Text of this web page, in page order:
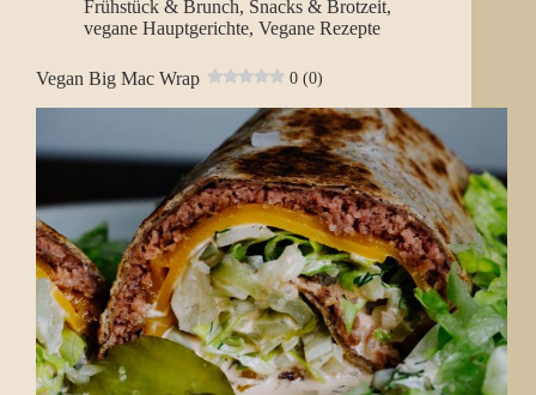
Frühstück & Brunch, Snacks & Brotzeit,
vegane Hauptgerichte, Vegane Rezepte
Vegan Big Mac Wrap 0 (0)